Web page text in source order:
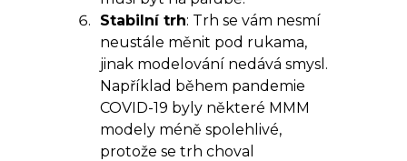
Stabilní trh: Trh se vám nesmí
neustále měnit pod rukama,
jinak modelování nedává smysl.
Například během pandemie
COVID-19 byly některé MMM
modely méně spolehlivé,
protože se trh choval